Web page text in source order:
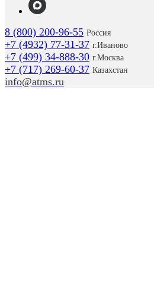
8 (800) 200-96-55 Россия
+7 (4932) 77-31-37 г.Иваново
+7 (499) 34-888-30 г.Москва
+7 (717) 269-60-37 Казахстан
info@atms.ru